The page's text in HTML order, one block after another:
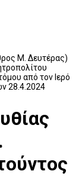
Μ. Δευτέρας)
από τον Ιερό
28.4.2024